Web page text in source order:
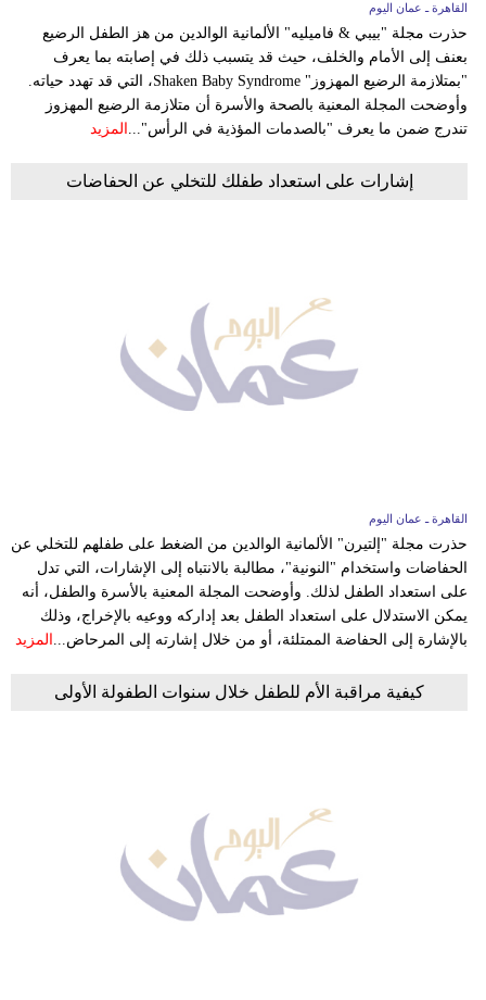
القاهرة ـ عمان اليوم
حذرت مجلة "بيبي & فاميليه" الألمانية الوالدين من هز الطفل الرضيع
بعنف إلى الأمام والخلف، حيث قد يتسبب ذلك في إصابته بما يعرف
"بمتلازمة الرضيع المهزوز" Shaken Baby Syndrome، التي قد تهدد حياته.
وأوضحت المجلة المعنية بالصحة والأسرة أن متلازمة الرضيع المهزوز
تندرج ضمن ما يعرف "بالصدمات المؤذية في الرأس"... المزيد
إشارات على استعداد طفلك للتخلي عن الحفاضات
القاهرة ـ عمان اليوم
حذرت مجلة "إلتيرن" الألمانية الوالدين من الضغط على طفلهم للتخلي عن
الحفاضات واستخدام "النونية"، مطالبة بالانتباه إلى الإشارات، التي تدل
على استعداد الطفل لذلك. وأوضحت المجلة المعنية بالأسرة والطفل، أنه
يمكن الاستدلال على استعداد الطفل بعد إداركه ووعيه بالإخراج، وذلك
بالإشارة إلى الحفاضة الممتلئة، أو من خلال إشارته إلى المرحاض... المزيد
كيفية مراقبة الأم للطفل خلال سنوات الطفولة الأولى